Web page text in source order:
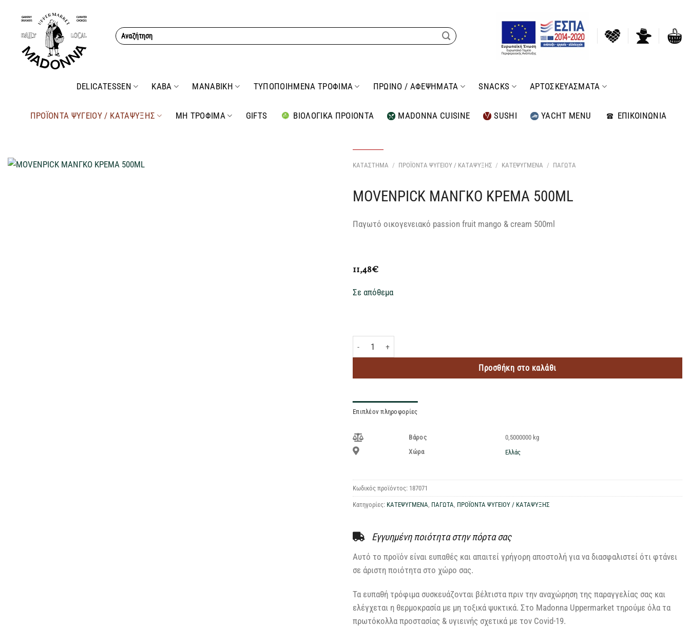
περιεχόμενο
Αναζήτηση
για:
DELICATESSEN ΚΑΒΑ ΜΑΝΑΒΙΚΗ ΤΥΠΟΠΟΙΗΜΕΝΑ ΤΡΟΦΙΜΑ ΠΡΩΙΝΟ / ΑΦΕΨΗΜΑΤΑ SNACKS ΑΡΤΟΣΚΕΥΑΣΜΑΤΑ
ΠΡΟΪΟΝΤΑ ΨΥΓΕΙΟΥ / ΚΑΤΑΨΥΞΗΣ ΜΗ ΤΡΟΦΙΜΑ GIFTS ΒΙΟΛΟΓΙΚΑ ΠΡΟΙΟΝΤΑ MADONNA CUISINE SUSHI YACHT MENU ΕΠΙΚΟΙΝΩΝΙΑ
ΚΑΤΑΣΤΗΜΑ / ΠΡΟΪΟΝΤΑ ΨΥΓΕΙΟΥ / ΚΑΤΑΨΥΞΗΣ / ΚΑΤΕΨΥΓΜΕΝΑ / ΠΑΓΩΤΑ
MOVENPICK ΜΑΝΓΚΟ ΚΡΕΜΑ 500ML
Παγωτό οικογενειακό passion fruit mango & cream 500ml
11,48€
Σε απόθεμα
MOVENPICK ΜΑΝΓΚΟ ΚΡΕΜΑ 500ML ποσότητα
Προσθήκη στο καλάθι
Επιπλέον πληροφορίες
Βάρος
0,5000000 kg
Χώρα
Ελλάς
Κωδικός προϊόντος: 187071
Κατηγορίες: ΚΑΤΕΨΥΓΜΕΝΑ ΠΑΓΩΤΑ ΠΡΟΪΟΝΤΑ ΨΥΓΕΙΟΥ / ΚΑΤΑΨΥΞΗΣ
Εγγυημένη ποιότητα στην πόρτα σας
Αυτό το προϊόν είναι ευπαθές και απαιτεί γρήγορη αποστολή για να διασφαλιστεί ότι φτάνει
σε άριστη ποιότητα στο χώρο σας.
Τα ευπαθή τρόφιμα συσκευάζονται βέλτιστα πριν την αναχώρηση της παραγγελίας σας και
ελέγχεται η θερμοκρασία με μη τοξικά ψυκτικά. Στο Madonna Uppermarket τηρούμε όλα τα
πρωτόκολλα προστασίας & υγιεινής σχετικά με τον Covid-19.